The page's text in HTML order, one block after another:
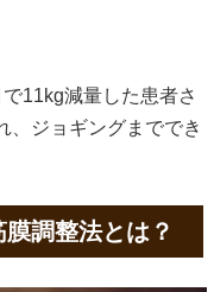
11kg減量した患者さ
、ジョギングまででき
調整法とは？